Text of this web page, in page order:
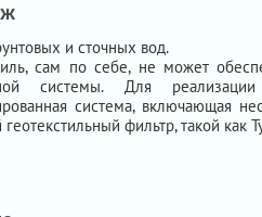
и сточных вод.
сам по себе, не может
системы. Для
система, включающая
фильтр, такой как